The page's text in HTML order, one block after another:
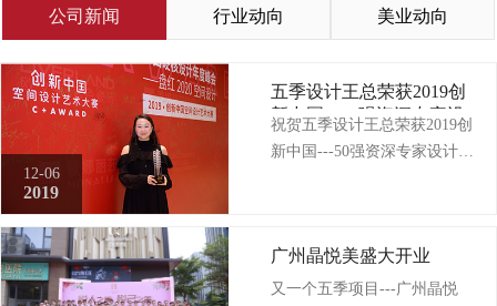
公司新闻 行业动向 美业动向
12-06
2019
五季设计王总荣获2019创
新中国---50强资深专家设
计师
祝贺五季设计王总荣获2019创
新中国---50强资深专家设计
广州晶悦美盛大开业
又一个五季项目---广州晶悦